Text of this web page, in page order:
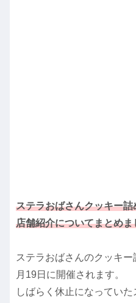
ステラおばさんクッキー
店舗紹介についてまとめま
ステラおばさんのクッキ
月19日に開催されます。
しばらく休止になってい